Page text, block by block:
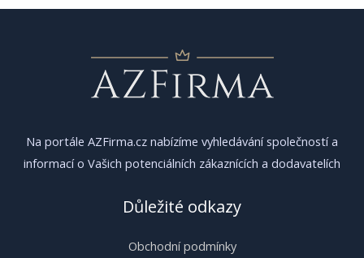
Na portále AZFirma.cz nabízíme vyhledávání společností a
informací o Vašich potenciálních zákaznících a dodavatelích
Důležité odkazy
Obchodní podmínky